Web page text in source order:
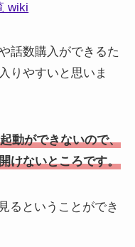
wiki
話数購入ができるた
りやすいと思いま
動ができないので、
けないところです。
るということができ